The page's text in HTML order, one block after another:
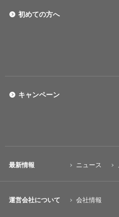
初めての方へ
キャンペーン
最新情報 ニュース
運営会社について 会社情報